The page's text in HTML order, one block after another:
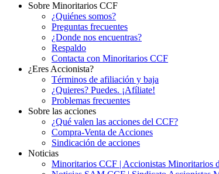
Sobre Minoritarios CCF
¿Quiénes somos?
Preguntas frecuentes
¿Donde nos encuentras?
Respaldo
Contacta con Minoritarios CCF
¿Eres Accionista?
Términos de afiliación y baja
¿Quieres? Puedes. ¡Afíliate!
Problemas frecuentes
Sobre las acciones
¿Qué valen las acciones del CCF?
Compra-Venta de Acciones
Sindicación de acciones
Noticias
Minoritarios CCF | Accionistas Minoritarios